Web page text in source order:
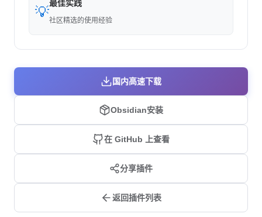
💡
最佳实践
社区精选的使用经验
国内高速下载
Obsidian安装
在 GitHub 上查看
分享插件
返回插件列表